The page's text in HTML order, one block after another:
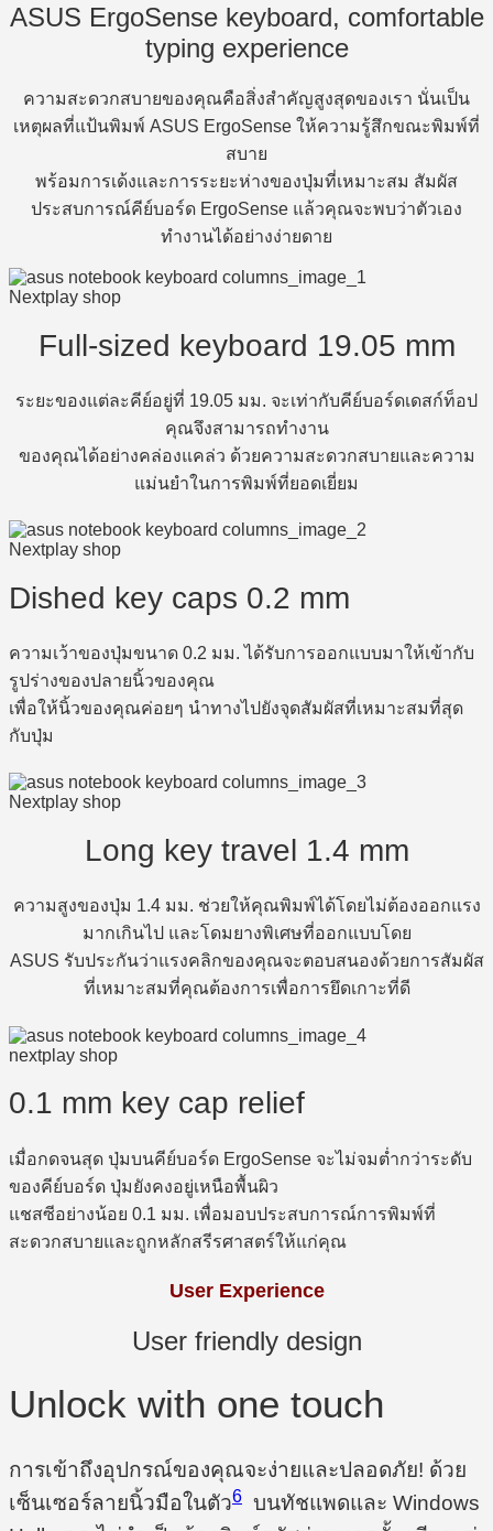
ASUS ErgoSense keyboard, comfortable
typing experience
ความสะดวกสบายของคุณคือสิ่งสำคัญสูงสุดของเรา นั่นเป็น
เหตุผลที่แป้นพิมพ์ ASUS ErgoSense ให้ความรู้สึกขณะพิมพ์ที่
สบาย
พร้อมการเด้งและการระยะห่างของปุ่มที่เหมาะสม สัมผัส
ประสบการณ์คีย์บอร์ด ErgoSense แล้วคุณจะพบว่าตัวเอง
ทำงานได้อย่างง่ายดาย
Full-sized keyboard 19.05 mm
ระยะของแต่ละคีย์อยู่ที่ 19.05 มม. จะเท่ากับคีย์บอร์ดเดสก์ท็อป
คุณจึงสามารถทำงาน
ของคุณได้อย่างคล่องแคล่ว ด้วยความสะดวกสบายและความ
แม่นยำในการพิมพ์ที่ยอดเยี่ยม
Dished key caps 0.2 mm
ความเว้าของปุ่มขนาด 0.2 มม. ได้รับการออกแบบมาให้เข้ากับ
รูปร่างของปลายนิ้วของคุณ
เพื่อให้นิ้วของคุณค่อยๆ นำทางไปยังจุดสัมผัสที่เหมาะสมที่สุด
กับปุ่ม
Long key travel 1.4 mm
ความสูงของปุ่ม 1.4 มม. ช่วยให้คุณพิมพ์ได้โดยไม่ต้องออกแรง
มากเกินไป และโดมยางพิเศษที่ออกแบบโดย
ASUS รับประกันว่าแรงคลิกของคุณจะตอบสนองด้วยการสัมผัส
ที่เหมาะสมที่คุณต้องการเพื่อการยึดเกาะที่ดี
0.1 mm key cap relief
เมื่อกดจนสุด ปุ่มบนคีย์บอร์ด ErgoSense จะไม่จมต่ำกว่าระดับ
ของคีย์บอร์ด ปุ่มยังคงอยู่เหนือพื้นผิว
แชสซีอย่างน้อย 0.1 มม. เพื่อมอบประสบการณ์การพิมพ์ที่
สะดวกสบายและถูกหลักสรีรศาสตร์ให้แก่คุณ
User Experience
User friendly design
Unlock with one touch
การเข้าถึงอุปกรณ์ของคุณจะง่ายและปลอดภัย! ด้วย
เซ็นเซอร์ลายนิ้วมือในตัว6 บนทัชแพดและ Windows